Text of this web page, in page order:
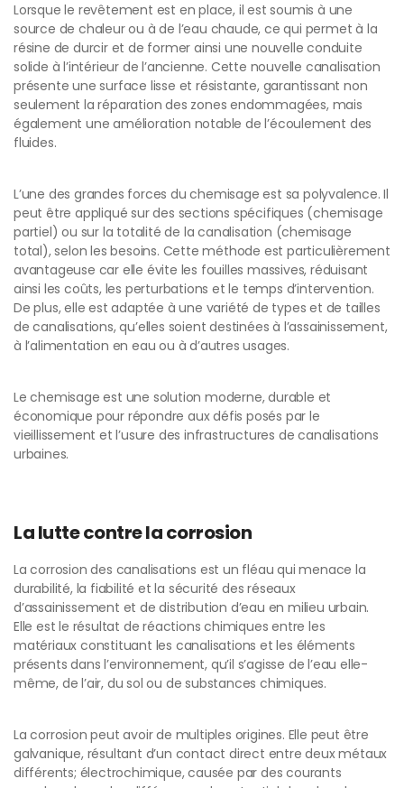
Lorsque le revêtement est en place, il est soumis à une
source de chaleur ou à de l’eau chaude, ce qui permet à la
résine de durcir et de former ainsi une nouvelle conduite
solide à l’intérieur de l’ancienne. Cette nouvelle canalisation
présente une surface lisse et résistante, garantissant non
seulement la réparation des zones endommagées, mais
également une amélioration notable de l’écoulement des
fluides.
L’une des grandes forces du chemisage est sa polyvalence. Il
peut être appliqué sur des sections spécifiques (chemisage
partiel) ou sur la totalité de la canalisation (chemisage
total), selon les besoins. Cette méthode est particulièrement
avantageuse car elle évite les fouilles massives, réduisant
ainsi les coûts, les perturbations et le temps d’intervention.
De plus, elle est adaptée à une variété de types et de tailles
de canalisations, qu’elles soient destinées à l’assainissement,
à l’alimentation en eau ou à d’autres usages.
Le chemisage est une solution moderne, durable et
économique pour répondre aux défis posés par le
vieillissement et l’usure des infrastructures de canalisations
urbaines.
La lutte contre la corrosion
La corrosion des canalisations est un fléau qui menace la
durabilité, la fiabilité et la sécurité des réseaux
d’assainissement et de distribution d’eau en milieu urbain.
Elle est le résultat de réactions chimiques entre les
matériaux constituant les canalisations et les éléments
présents dans l’environnement, qu’il s’agisse de l’eau elle-
même, de l’air, du sol ou de substances chimiques.
La corrosion peut avoir de multiples origines. Elle peut être
galvanique, résultant d’un contact direct entre deux métaux
différents; électrochimique, causée par des courants